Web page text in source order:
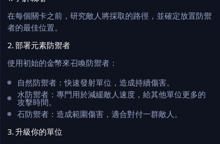
在每個關卡之前，研究敵人將採取的路徑，並確定放置防禦
者的最佳位置。​
2. 部署元素防禦者
使用初始的金幣來召喚防禦者：
自然防禦者：快速發射單位，造成持續傷害。
水防禦者：專門用於減緩敵人速度，給其他單位更多的
攻擊時間。
石防禦者：造成範圍傷害，適合對付一群敵人。​
3. 升級你的單位